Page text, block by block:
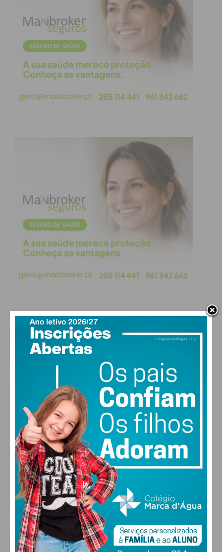
PAÇOS DE FERREIRA
30°
vento: 5m/s O
MAX 30 • MIN 29
29°
SEX
27
SÁB
28°
DOM
29
SEG
FARMACIAS DE SERVIÇO EM PAÇOS DE